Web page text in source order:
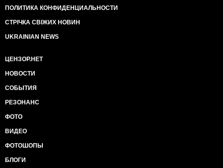
ПОЛИТИКА КОНФИДЕНЦИАЛЬНОСТИ
СТРІЧКА СВІЖИХ НОВИН
UKRAINIAN NEWS
ЦЕНЗОР.НЕТ
НОВОСТИ
СОБЫТИЯ
РЕЗОНАНС
ФОТО
ВИДЕО
ФОТОШОПЫ
БЛОГИ